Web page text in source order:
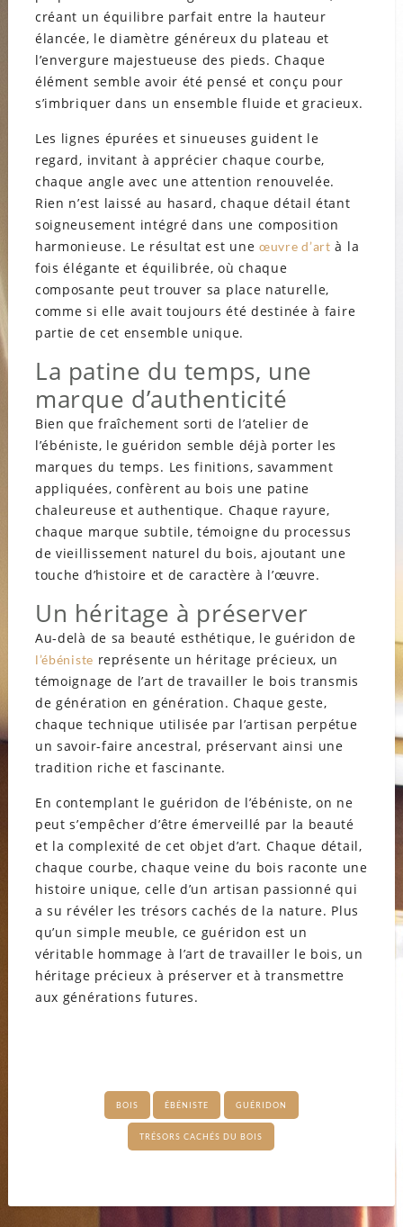
créant un équilibre parfait entre la hauteur
élancée, le diamètre généreux du plateau et
l’envergure majestueuse des pieds. Chaque
élément semble avoir été pensé et conçu pour
s’imbriquer dans un ensemble fluide et gracieux.
Les lignes épurées et sinueuses guident le
regard, invitant à apprécier chaque courbe,
chaque angle avec une attention renouvelée.
Rien n’est laissé au hasard, chaque détail étant
soigneusement intégré dans une composition
harmonieuse. Le résultat est uneœuvre d’art à la
fois élégante et équilibrée, où chaque
composante peut trouver sa place naturelle,
comme si elle avait toujours été destinée à faire
partie de cet ensemble unique.
La patine du temps, une
marque d’authenticité
Bien que fraîchement sorti de l’atelier de
l’ébéniste, le guéridon semble déjà porter les
marques du temps. Les finitions, savamment
appliquées, confèrent au bois une patine
chaleureuse et authentique. Chaque rayure,
chaque marque subtile, témoigne du processus
de vieillissement naturel du bois, ajoutant une
touche d’histoire et de caractère à l’œuvre.
Un héritage à préserver
Au-delà de sa beauté esthétique, le guéridon de
l’ébéniste représente un héritage précieux, un
témoignage de l’art de travailler le bois transmis
de génération en génération. Chaque geste,
chaque technique utilisée par l’artisan perpétue
un savoir-faire ancestral, préservant ainsi une
tradition riche et fascinante.
En contemplant le guéridon de l’ébéniste, on ne
peut s’empêcher d’être émerveillé par la beauté
et la complexité de cet objet d’art. Chaque détail,
chaque courbe, chaque veine du bois raconte une
histoire unique, celle d’un artisan passionné qui
a su révéler les trésors cachés de la nature. Plus
qu’un simple meuble, ce guéridon est un
véritable hommage à l’art de travailler le bois, un
héritage précieux à préserver et à transmettre
aux générations futures.
BOIS ÉBÉNISTE GUÉRIDON
TRÉSORS CACHÉS DU BOIS